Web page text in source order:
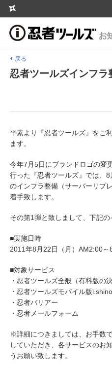
戻る
忍者ツールズインフラ
平素より『忍者ツールズ』をご
ます。
今年7月5日にブランドロゴの変
行った『忍者ツールズ』では、
のインフラ整備（サーバーリプ
着手致します。
その第1弾と致しまして、下記の
■実施日時
2011年8月22日（月）AM2:00～
■対象サービス
・忍者ツールズ全般（有料版の
・忍者ツールズモバイル版
・忍者バリアー
・忍者メールフォーム
※詳細につきましては、お手数
していただき、各サービスのお
うお願い致します。